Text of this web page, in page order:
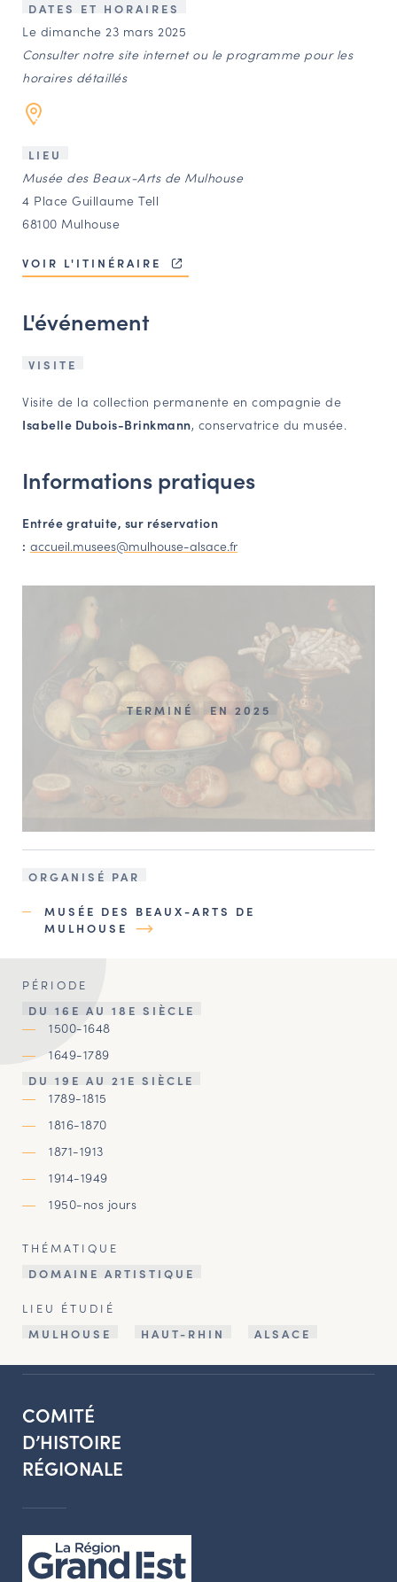
LES ACTIONS PHARES
CONTACT
Agenda
Annuaire
Ressources
BOURSE D’ÉCHANGE
CARTES DES NAUDIN
Espace acteurs
NAVIGATION FILTRÉE « ACTEURS »
PORTAIL CULTURE
Comité d'Histoire Régionale
Service Inventaire et Patrimoines de la Région Grand Est
VOUS ÊTES…
Amateurs d’histoire et de patrimoine
Responsables de structures
Étudiants & chercheurs
DATES ET HORAIRES
Le dimanche 23 mars 2025
Consulter notre site internet ou le programme pour les
horaires détaillés
LIEU
Musée des Beaux-Arts de Mulhouse
4 Place Guillaume Tell
68100 Mulhouse
VOIR L'ITINÉRAIRE
L'événement
VISITE
Visite de la collection permanente en compagnie de
Isabelle Dubois-Brinkmann, conservatrice du musée.
Informations pratiques
Entrée gratuite, sur réservation
: accueil.musees@mulhouse-alsace.fr
TERMINÉ EN 2025
ORGANISÉ PAR
MUSÉE DES BEAUX-ARTS DE
MULHOUSE
PÉRIODE
DU 16E AU 18E SIÈCLE
1500-1648
1649-1789
DU 19E AU 21E SIÈCLE
1789-1815
1816-1870
1871-1913
1914-1949
1950-nos jours
THÉMATIQUE
DOMAINE ARTISTIQUE
LIEU ÉTUDIÉ
MULHOUSE
HAUT-RHIN ALSACE
COMITÉ
D’HISTOIRE
RÉGIONALE